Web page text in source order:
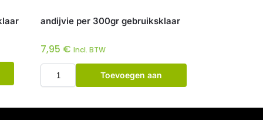
andijvie per 300gr gebruiksklaar
7,95 € Incl. BTW
Toevoegen aan